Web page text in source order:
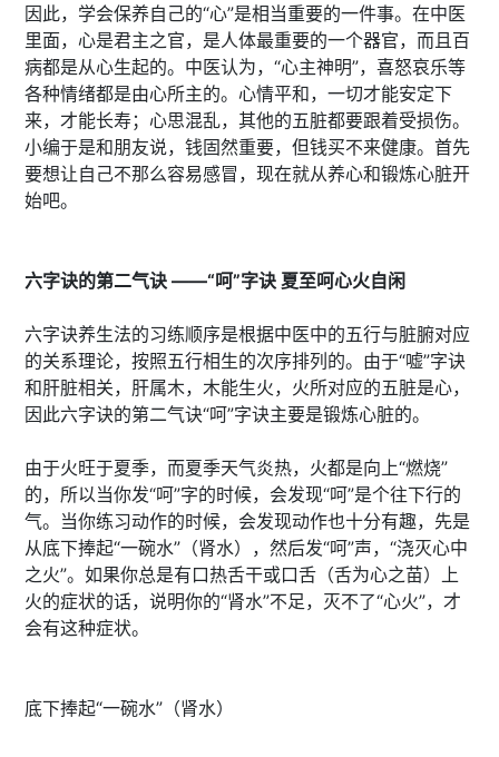
因此，学会保养自己的“心”是相当重要的一件事。在中医
里面，心是君主之官，是人体最重要的一个器官，而且百
病都是从心生起的。中医认为，“心主神明”，喜怒哀乐等
各种情绪都是由心所主的。心情平和，一切才能安定下
来，才能长寿；心思混乱，其他的五脏都要跟着受损伤。
小编于是和朋友说，钱固然重要，但钱买不来健康。首先
要想让自己不那么容易感冒，现在就从养心和锻炼心脏开
始吧。
六字诀的第二气诀 ——“呵”字诀 夏至呵心火自闲
六字诀养生法的习练顺序是根据中医中的五行与脏腑对应
的关系理论，按照五行相生的次序排列的。由于“嘘”字诀
和肝脏相关，肝属木，木能生火，火所对应的五脏是心，
因此六字诀的第二气诀“呵”字诀主要是锻炼心脏的。
由于火旺于夏季，而夏季天气炎热，火都是向上“燃烧”
的，所以当你发“呵”字的时候，会发现“呵”是个往下行的
气。当你练习动作的时候，会发现动作也十分有趣，先是
从底下捧起“一碗水”（肾水），然后发“呵”声，“浇灭心中
之火”。如果你总是有口热舌干或口舌（舌为心之苗）上
火的症状的话，说明你的“肾水”不足，灭不了“心火”，才
会有这种症状。
底下捧起“一碗水”（肾水）